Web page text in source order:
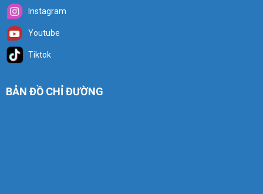
Instagram
Youtube
Tiktok
BẢN ĐỒ CHỈ ĐƯỜNG